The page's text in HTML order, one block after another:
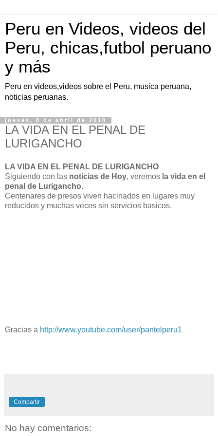
Peru en Videos, videos del
Peru, chicas,futbol peruano
y más
Peru en videos,videos sobre el Peru, musica peruana,
noticias peruanas.
jueves, 8 de abril de 2010
LA VIDA EN EL PENAL DE
LURIGANCHO
LA VIDA EN EL PENAL DE LURIGANCHO
Siguiendo con las noticias de Hoy, veremos la vida en el
penal de Lurigancho.
Centenares de presos viven hacinados en lugares muy
reducidos y muchas veces sin servicios basicos.
Gracias a http://www.youtube.com/user/pantelperu1
Compartir
No hay comentarios: